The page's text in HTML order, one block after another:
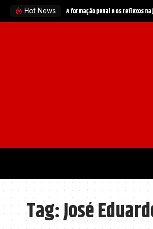
Hot News A formação penal e os reflexos
Tag:José